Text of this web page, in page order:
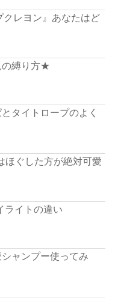
クレヨン』あなたはど
の縛り方★
タイトロープのよく
ほぐした方が絶対可愛
ライトの違い
ャンプー使ってみ